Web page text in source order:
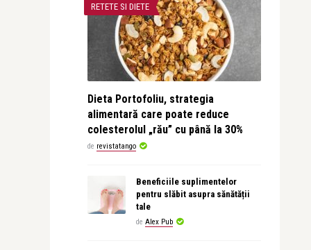
RETETE SI DIETE
Dieta Portofoliu, strategia
alimentară care poate reduce
colesterolul „rău” cu până la 30%
de revistatango
Beneficiile suplimentelor
pentru slăbit asupra sănătății
tale
de Alex Pub